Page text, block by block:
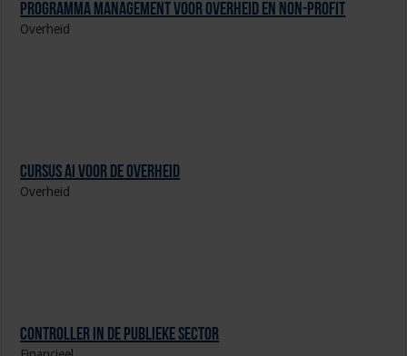
Programma Management voor overheid en non-profit
Overheid
Cursus AI voor de overheid
Overheid
Controller in de publieke sector